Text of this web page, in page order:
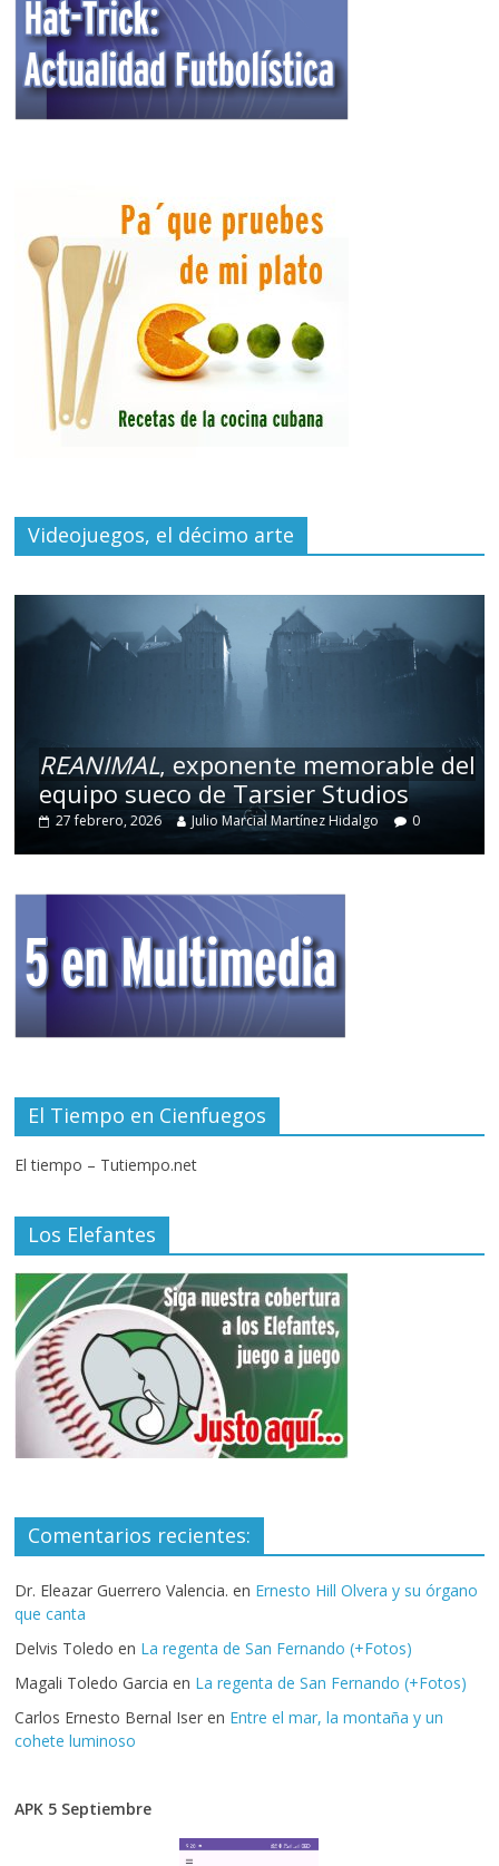
Videojuegos, el décimo arte
REANIMAL, exponente memorable del
equipo sueco de Tarsier Studios
27 febrero, 2026 Julio Marcial Martínez Hidalgo 0
El Tiempo en Cienfuegos
El tiempo – Tutiempo.net
Los Elefantes
Comentarios recientes:
Dr. Eleazar Guerrero Valencia. en Ernesto Hill Olvera y su órgano
que canta
Delvis Toledo en La regenta de San Fernando (+Fotos)
Magali Toledo Garcia en La regenta de San Fernando (+Fotos)
Carlos Ernesto Bernal Iser en Entre el mar, la montaña y un
cohete luminoso
APK 5 Septiembre